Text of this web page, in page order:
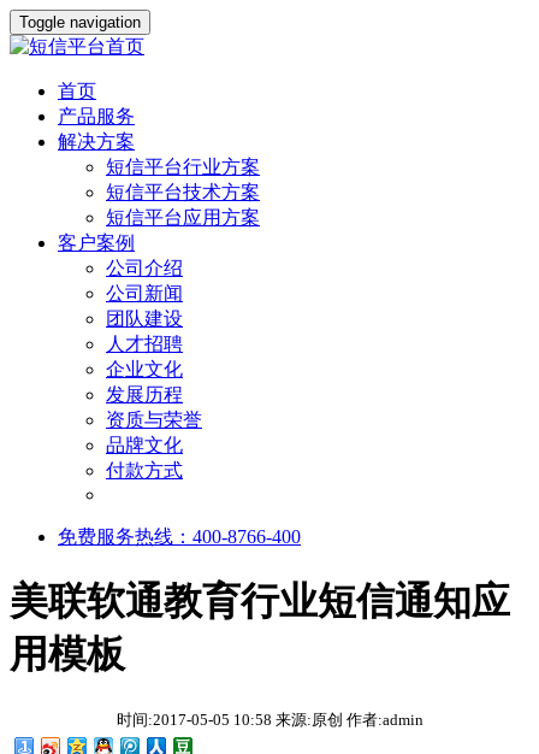
Toggle navigation
首页
产品服务
解决方案
短信平台行业方案
短信平台技术方案
短信平台应用方案
客户案例
公司介绍
公司新闻
团队建设
人才招聘
企业文化
发展历程
资质与荣誉
品牌文化
付款方式
免费服务热线：400-8766-400
美联软通教育行业短信通知应
用模板
时间:2017-05-05 10:58 来源:原创 作者:admin